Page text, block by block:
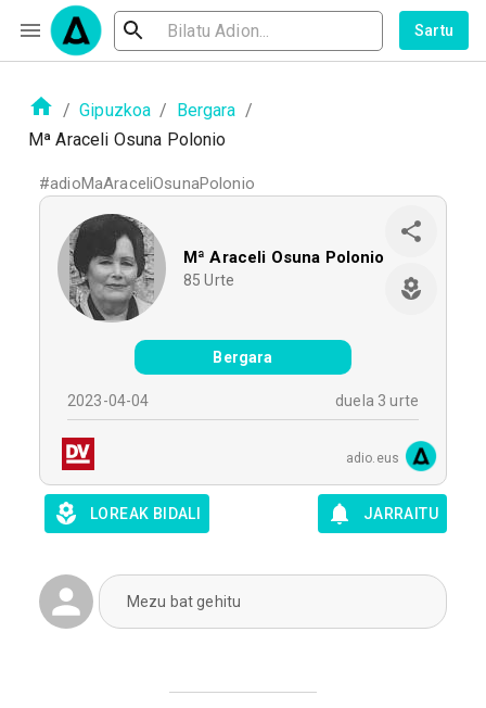
Sartu
/ Gipuzkoa / Bergara /
Mª Araceli Osuna Polonio
#adioMaAraceliOsunaPolonio
Mª Araceli Osuna Polonio
85 Urte
Bergara
2023-04-04 duela 3 urte
adio.eus
LOREAK BIDALI JARRAITU
Mezu bat gehitu